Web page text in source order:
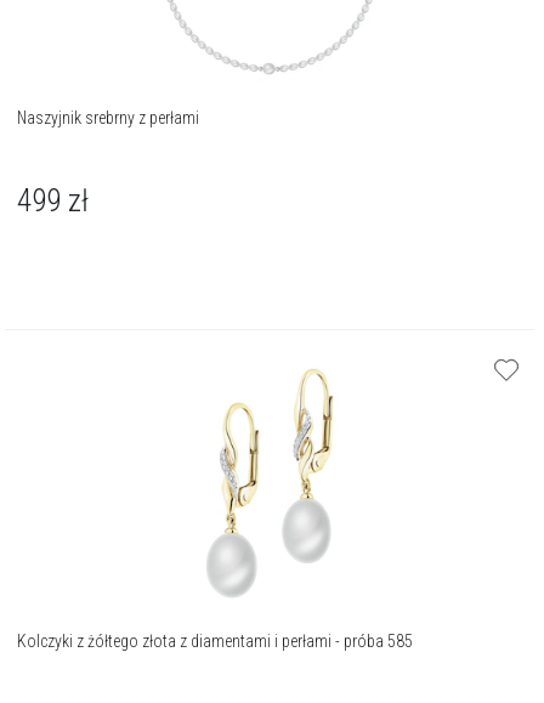
Naszyjnik srebrny z perłami
499 zł
Kolczyki z żółtego złota z diamentami i perłami - próba 585